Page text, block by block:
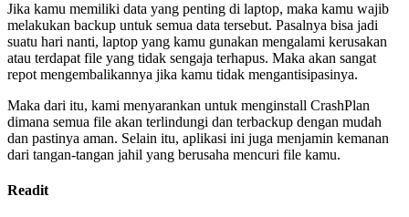
Jika kamu memiliki data yang penting di laptop, maka kamu wajib
melakukan backup untuk semua data tersebut. Pasalnya bisa jadi
suatu hari nanti, laptop yang kamu gunakan mengalami kerusakan
atau terdapat file yang tidak sengaja terhapus. Maka akan sangat
repot mengembalikannya jika kamu tidak mengantisipasinya.
Maka dari itu, kami menyarankan untuk menginstall CrashPlan
dimana semua file akan terlindungi dan terbackup dengan mudah
dan pastinya aman. Selain itu, aplikasi ini juga menjamin kemanan
dari tangan-tangan jahil yang berusaha mencuri file kamu.
Readit